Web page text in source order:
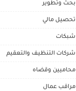
بحث وتطوير
تحصيل مالي
شبكات
شركات التنظيف والتعقيم
محاميين وقضاه
مراقب عمال